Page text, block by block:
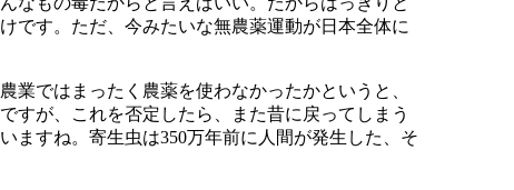
です。ただ、今みたいな無農薬運動が日本全体に
ではまったく農薬を使わなかったかというと、
すが、これを否定したら、また昔に戻ってしまう
ますね。寄生虫は350万年前に人間が発生した、そ